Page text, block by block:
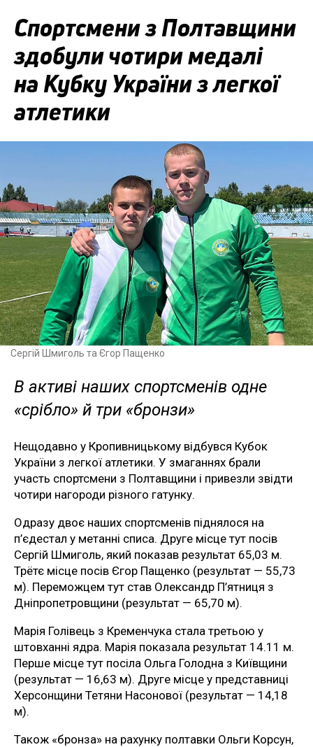
Спортсмени з Полтавщини
здобули чотири медалі
на Кубку України з легкої
атлетики
Сергій Шмиголь та Єгор Пащенко
В активі наших спортсменів одне
«срібло» й три «бронзи»
Нещодавно у Кропивницькому відбувся Кубок
України з легкої атлетики. У змаганнях брали
участь спортсмени з Полтавщини і привезли звідти
чотири нагороди різного гатунку.
Одразу двоє наших спортсменів піднялося на
п’єдестал у метанні списа. Друге місце тут посів
Сергій Шмиголь, який показав результат 65,03 м.
Трётє місце посів Єгор Пащенко (результат — 55,73
м). Переможцем тут став Олександр П’ятниця з
Дніпропетровщини (результат — 65,70 м).
Марія Голівець з Кременчука стала третьою у
штовханні ядра. Марія показала результат 14.11 м.
Перше місце тут посіла Ольга Голодна з Київщини
(результат — 16,63 м). Друге місце у представниці
Херсонщини Тетяни Насонової (результат — 14,18
м).
Також «бронза» на рахунку полтавки Ольги Корсун,